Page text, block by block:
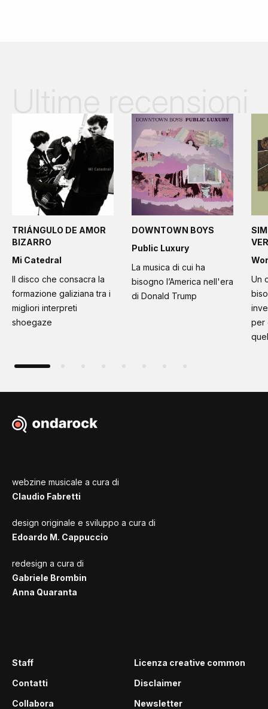
TRIÁNGULO DE AMOR
BIZARRO
Mi Catedral
Il disco che consacra la
formazione galiziana tra i
migliori interpreti
shoegaze
DOWNTOWN BOYS
Public Luxury
La musica di cui ha
bisogno l’America nell'era
di Donald Trump
Un
per
webzine musicale a cura di
Claudio Fabretti
design originale e sviluppo a cura di
Edoardo M. Cappuccio
redesign a cura di
Gabriele Brombin
Anna Quaranta
Staff
Contatti
Collabora
Licenza creative common
Disclaimer
Newsletter